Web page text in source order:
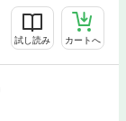
試し読み カートへ